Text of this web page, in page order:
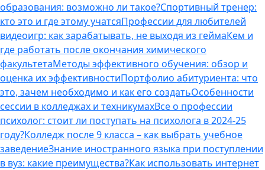
образования: возможно ли такое?Спортивный тренер:
кто это и где этому учатсяПрофессии для любителей
видеоигр: как зарабатывать, не выходя из геймаКем и
где работать после окончания химического
факультетаМетоды эффективного обучения: обзор и
оценка их эффективностиПортфолио абитуриента: что
это, зачем необходимо и как его создатьОсобенности
сессии в колледжах и техникумахВсе о профессии
психолог: стоит ли поступать на психолога в 2024-25
году?Колледж после 9 класса – как выбрать учебное
заведениеЗнание иностранного языка при поступлении
в вуз: какие преимущества?Как использовать интернет